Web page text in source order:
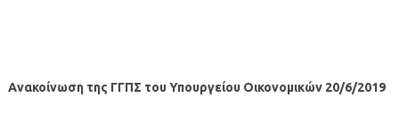
Ανακοίνωση της ΓΓΠΣ του Υπουργείου Οικονομικών 20/6/2019